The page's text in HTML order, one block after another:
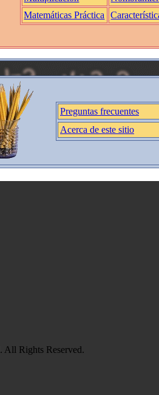
Matemáticas Práctica
Preguntas frecuentes
Acerca de este sitio
All Rights Reserved.